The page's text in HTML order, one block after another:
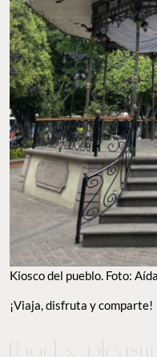
¡Viaja, disfruta y comparte!